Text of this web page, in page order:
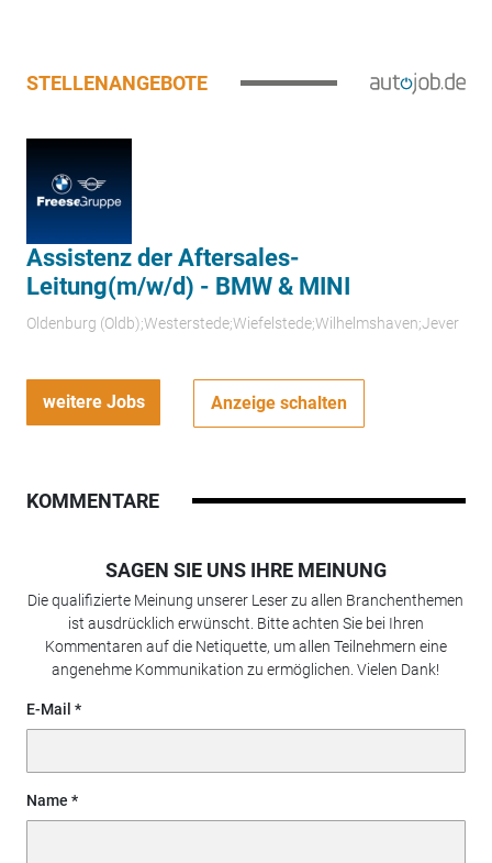
STELLENANGEBOTE
Assistenz der Aftersales-
Leitung(m/w/d) - BMW & MINI
Oldenburg (Oldb);Westerstede;Wiefelstede;Wilhelmshaven;Jever
weitere Jobs Anzeige schalten
KOMMENTARE
SAGEN SIE UNS IHRE MEINUNG
Die qualifizierte Meinung unserer Leser zu allen Branchenthemen
ist ausdrücklich erwünscht. Bitte achten Sie bei Ihren
Kommentaren auf die Netiquette, um allen Teilnehmern eine
angenehme Kommunikation zu ermöglichen. Vielen Dank!
E-Mail
Name